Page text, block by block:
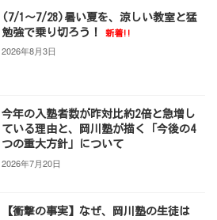
(7/1～7/28)暑い夏を、涼しい教室と猛
勉強で乗り切ろう！
新着!!
2026年8月3日
今年の入塾者数が昨対比約2倍と急増し
ている理由と、岡川塾が描く「今後の4
つの重大方針」について
2026年7月20日
【衝撃の事実】なぜ、岡川塾の生徒は